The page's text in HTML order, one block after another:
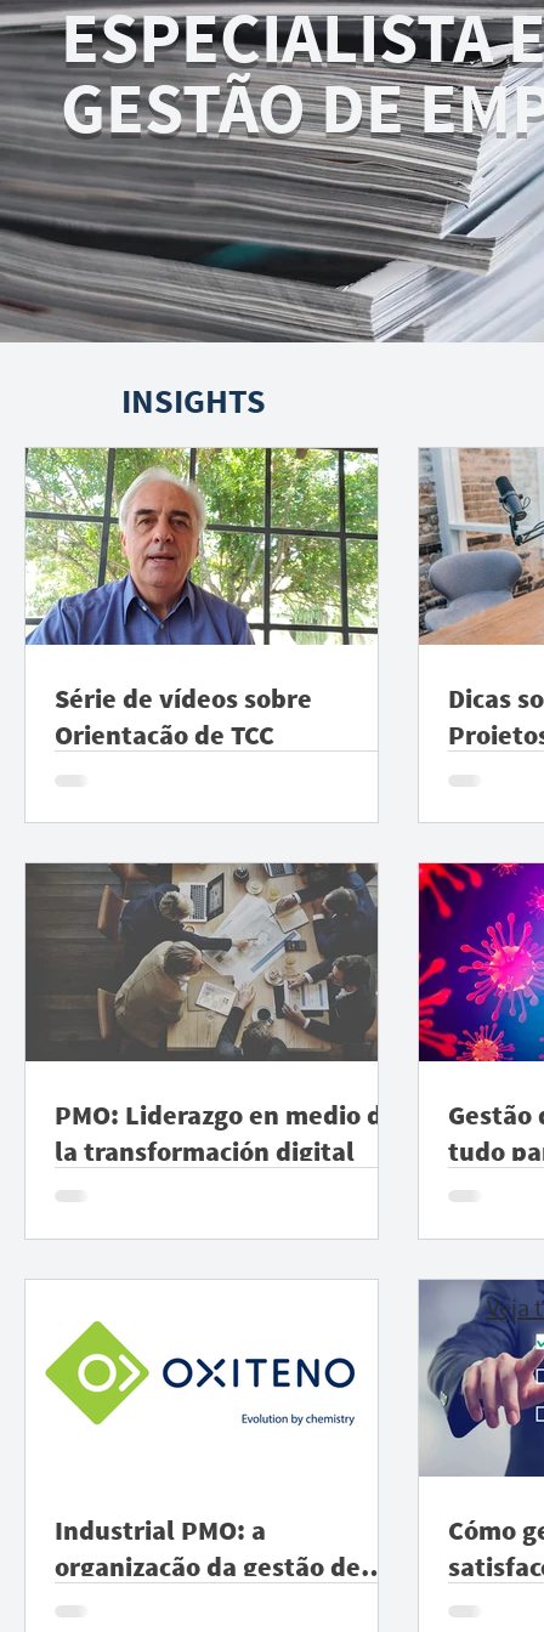
ESPECIALISTA
GESTÃO DE
INSIGHTS
Série de vídeos sobre
Orientação de TCC
Dicas
PMO: Liderazgo en medio de
la transformación digital
Gestão
tudo
Industrial PMO: a
organização da gestão de
projetos de investimentos.
Cómo
Veja